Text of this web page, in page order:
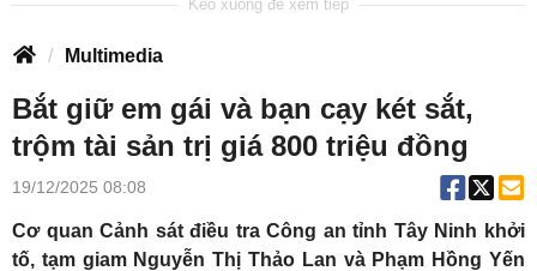
Multimedia
Bắt giữ em gái và bạn cạy két sắt,
trộm tài sản trị giá 800 triệu đồng
19/12/2025 08:08
Cơ quan Cảnh sát điều tra Công an tỉnh Tây Ninh khởi
tố, tạm giam Nguyễn Thị Thảo Lan và Phạm Hồng Yến